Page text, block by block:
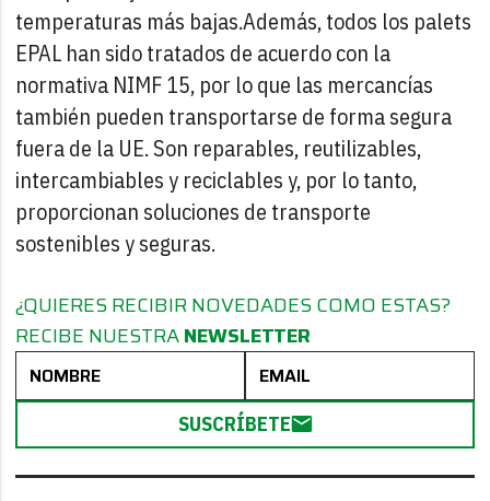
temperaturas más bajas.Además, todos los palets
EPAL han sido tratados de acuerdo con la
normativa NIMF 15, por lo que las mercancías
también pueden transportarse de forma segura
fuera de la UE. Son reparables, reutilizables,
intercambiables y reciclables y, por lo tanto,
proporcionan soluciones de transporte
sostenibles y seguras.
¿QUIERES RECIBIR NOVEDADES COMO ESTAS?
RECIBE NUESTRANEWSLETTER
SUSCRÍBETE